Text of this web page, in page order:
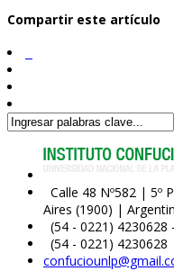
Compartir este artículo
Calle 48 Nº582 | 5º
Aires (1900) |
(54 - 0221) 4230628
(54 - 0221) 4230628